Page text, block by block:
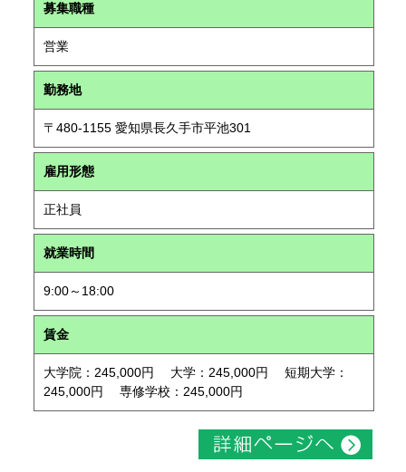
募集職種
営業
勤務地
〒480-1155 愛知県長久手市平池301
雇用形態
正社員
就業時間
9:00～18:00
賃金
大学院：245,000円 大学：245,000円 短期大学：
245,000円 専修学校：245,000円